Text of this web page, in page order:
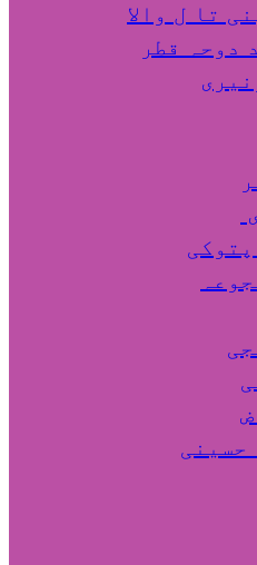
تا ل والا
دوحہ قطر
حسینی